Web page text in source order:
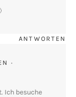
ANTWORTEN
Ich besuche